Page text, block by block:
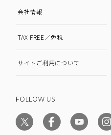
会社情報
TAX FREE／免税
サイトご利用について
FOLLOW US